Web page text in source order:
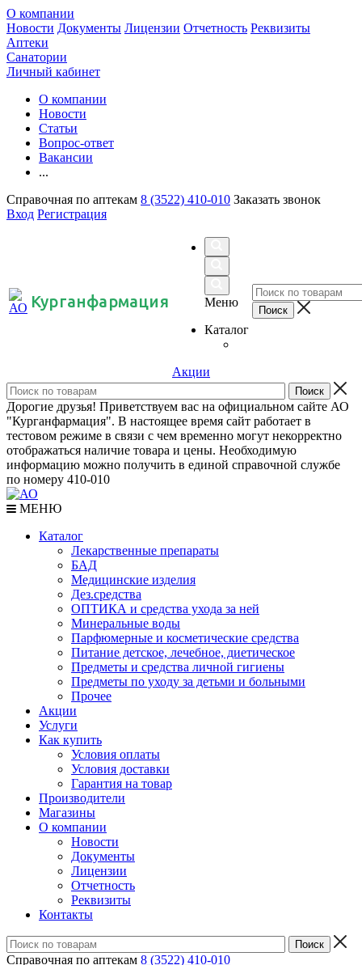
О компании
Новости Документы Лицензии Отчетность Реквизиты
Аптеки
Санатории
Личный кабинет
О компании
Новости
Статьи
Вопрос-ответ
Вакансии
...
Справочная по аптекам 8 (3522) 410-010 Заказать звонок
Вход Регистрация
Курганфармация
Меню
Каталог
Акции
Дорогие друзья! Приветствуем вас на официальном сайте АО
"Курганфармация". В настоящее время сайт работает в
тестовом режиме в связи с чем временно могут некорректно
отображаться наличие товара и цены. Необходимую
информацию можно получить в единой справочной службе
по номеру 410-010
МЕНЮ
Каталог
Лекарственные препараты
БАД
Медицинские изделия
Дез.средства
ОПТИКА и средства ухода за ней
Минеральные воды
Парфюмерные и косметические средства
Питание детское, лечебное, диетическое
Предметы и средства личной гигиены
Предметы по уходу за детьми и больными
Прочее
Акции
Услуги
Как купить
Условия оплаты
Условия доставки
Гарантия на товар
Производители
Магазины
О компании
Новости
Документы
Лицензии
Отчетность
Реквизиты
Контакты
Справочная по аптекам 8 (3522) 410-010